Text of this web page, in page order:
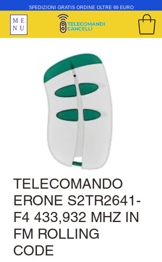
ME
NU
SPEDIZIONI GRATIS ORDINE OLTRE 69 EURO
TELECOMANDO
ERONE S2TR2641-
F4 433,932 MHZ IN
FM ROLLING
CODE